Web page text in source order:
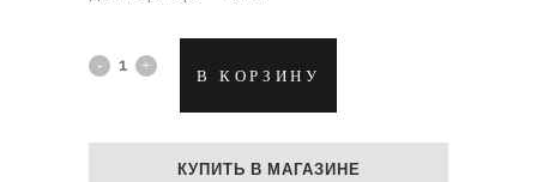
ФольгированныйВ КОРЗИНУ
КУПИТЬ В МАГАЗИНЕ